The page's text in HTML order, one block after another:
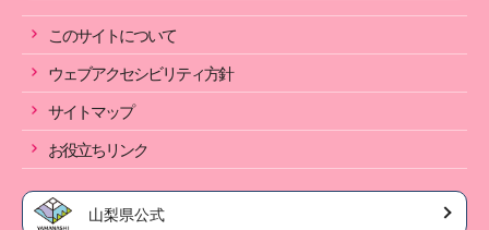
このサイトについて
ウェブアクセシビリティ方針
サイトマップ
お役立ちリンク
山梨県公式